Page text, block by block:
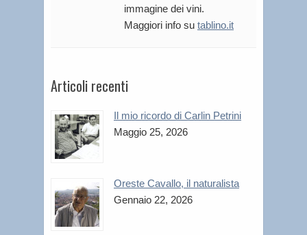
immagine dei vini.
Maggiori info su tablino.it
Articoli recenti
Il mio ricordo di Carlin Petrini
Maggio 25, 2026
Oreste Cavallo, il naturalista
Gennaio 22, 2026